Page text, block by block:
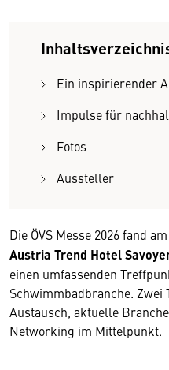
Ein inspirierender
Impulse für
Fotos
Aussteller
Die ÖVS Messe 2026 fand am
Austria Trend Hotel
einen umfassenden
Schwimmbadbranche.
Austausch, aktuelle
Networking im Mittelpunkt.